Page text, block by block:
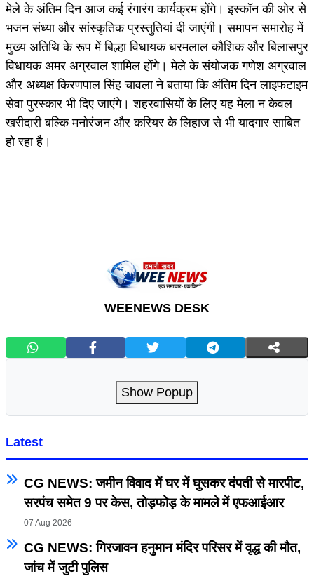
मेले के अंतिम दिन आज कई रंगारंग कार्यक्रम होंगे। इस्कॉन की ओर से
भजन संध्या और सांस्कृतिक प्रस्तुतियां दी जाएंगी। समापन समारोह में
मुख्य अतिथि के रूप में बिल्हा विधायक धरमलाल कौशिक और बिलासपुर
विधायक अमर अग्रवाल शामिल होंगे। मेले के संयोजक गणेश अग्रवाल
और अध्यक्ष किरणपाल सिंह चावला ने बताया कि अंतिम दिन लाइफटाइम
सेवा पुरस्कार भी दिए जाएंगे। शहरवासियों के लिए यह मेला न केवल
खरीदारी बल्कि मनोरंजन और करियर के लिहाज से भी यादगार साबित
हो रहा है।
WEENEWS DESK
Show Popup
Latest
CG NEWS: जमीन विवाद में घर में घुसकर दंपती से मारपीट,
सरपंच समेत 9 पर केस, तोड़फोड़ के मामले में एफआईआर
07 Aug 2026
CG NEWS: गिरजावन हनुमान मंदिर परिसर में वृद्ध की मौत,
जांच में जुटी पुलिस